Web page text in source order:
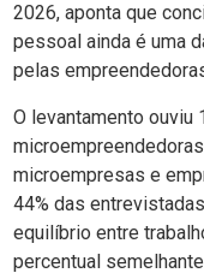
2026, aponta que
pessoal ainda é uma
pelas
O levantamento ouviu
microempresas e
44% das
equilíbrio entre
percentual